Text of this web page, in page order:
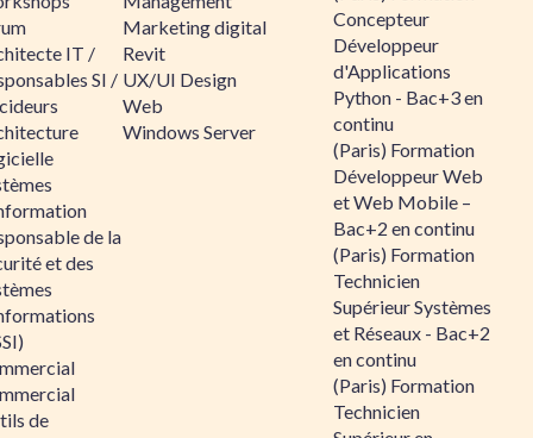
IT /
SI /
de la
et des
de
Marketing digital
Revit
UX/UI Design
Web
Windows Server
Concepteur
Développeur
d'Applications
Python - Bac+3 en
continu
(Paris) Formation
Développeur Web
et Web Mobile –
Bac+2 en continu
(Paris) Formation
Technicien
Supérieur Systèmes
et Réseaux - Bac+2
en continu
(Paris) Formation
Technicien